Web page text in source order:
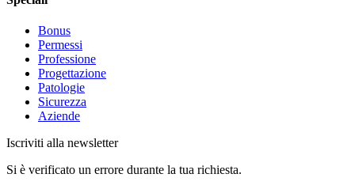
Bonus
Permessi
Professione
Progettazione
Patologie
Sicurezza
Aziende
Iscriviti alla newsletter
Si è verificato un errore durante la tua richiesta.